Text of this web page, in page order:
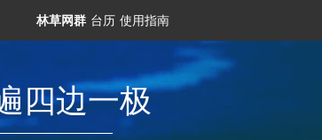
林草网群 台历 使用指南
四边一极